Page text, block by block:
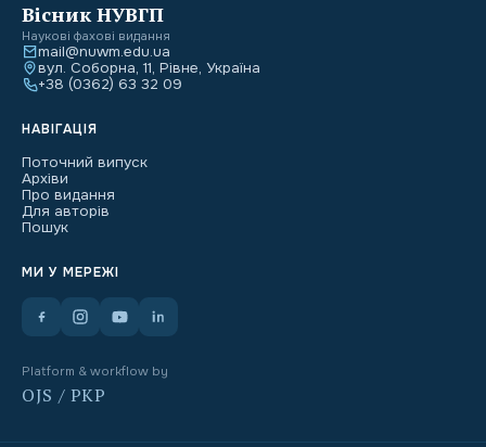
Вісник НУВГП
Наукові фахові видання
mail@nuwm.edu.ua
вул. Соборна, 11, Рівне, Україна
+38 (0362) 63 32 09
НАВІГАЦІЯ
Поточний випуск
Архіви
Про видання
Для авторів
Пошук
МИ У МЕРЕЖІ
Platform & workflow by
OJS / PKP